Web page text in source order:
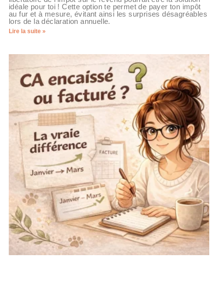
idéale pour toi ! Cette option te permet de payer ton impôt
au fur et à mesure, évitant ainsi les surprises désagréables
lors de la déclaration annuelle.
Lire la suite »